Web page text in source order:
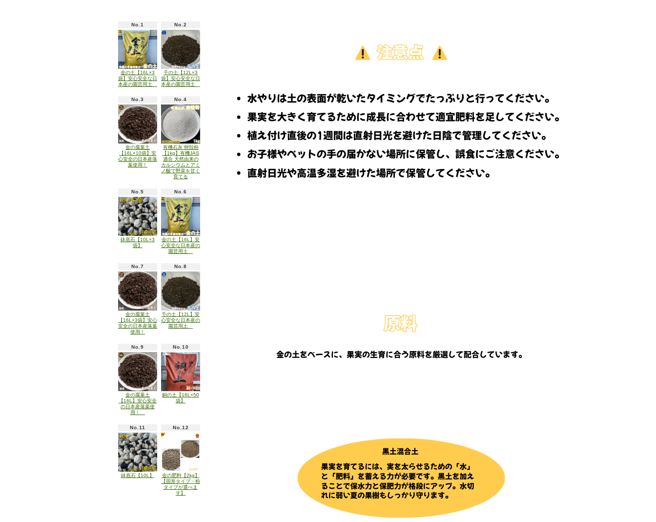
No.1
金の土【16L×3
袋】安心安全な日
本産の園芸用土
No.2
千の土【12L×3
袋】安心安全な日
本産の園芸用土
No.3
金の腐葉土
【16L×10袋】安
心安全の日本産落
葉使用！
No.4
有機石灰 卵殻粉
【1kg】有機JAS
適合 天然由来の
カルシウムとアミ
ノ酸で野菜を甘く
育てる
No.5
鉢底石【10L×3
袋】
No.6
金の土【16L】安
心安全な日本産の
園芸用土
No.7
金の腐葉土
【16L×3袋】安心
安全の日本産落葉
使用！
No.8
千の土【12L】安
心安全な日本産の
園芸用土
No.9
金の腐葉土
【16L】安心安全
の日本産落葉使
用！
No.10
銅の土【16L×50
袋】
No.11
鉢底石【10L】
No.12
金の肥料【2kg】
【固形タイプ・粉
タイプが選べま
す】